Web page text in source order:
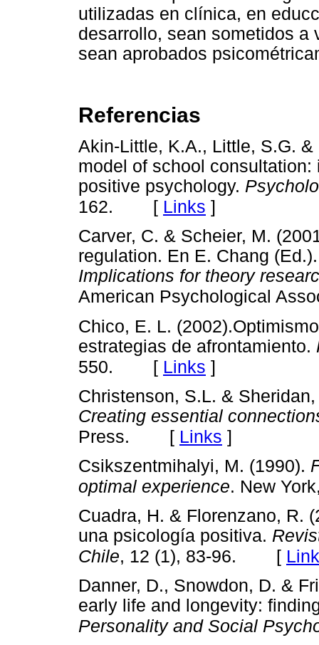
utilizadas en clínica, en
desarrollo, sean sometidos
sean aprobados
Referencias
Akin-Little, K.A., Little, S.G.
model of school
positive psychology.
162. [ Links ]
Carver, C. & Scheier, M.
regulation. En E. Chang
Implications for theory
American Psychological
Chico, E. L.
estrategias de afrontamiento.
550. [ Links ]
Christenson, S.L. &
Creating essential
Press. [ Links ]
Csikszentmihalyi, M. (1990).
optimal experience. New
Cuadra, H. & Florenzano, R.
una psicología positiva.
Chile, 12 (1), 83-96. [
Danner, D., Snowdon, D. &
early life and longevity:
Personality and Social